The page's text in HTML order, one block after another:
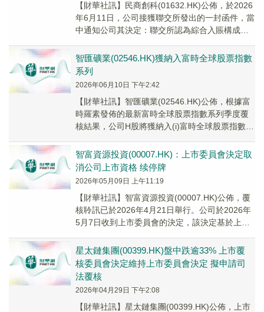
【財華社訊】民商創科(01632.HK)公佈，於2026
年6月11日，公司接獲聯交所發出的一封函件，當
中通知公司其決定：聯交所認為綜合入賬構成規
智匯礦業(02546.HK)獲納入富時全球股票指數
系列
2026年06月10日 下午2:42
​【財華社訊】智匯礦業(02546.HK)公佈，根據富
時羅素發佈的最新富時全球股票指數系列季度覆
核結果，公司H股將獲納入(i)富時全球股票指數系
智富資源投資(00007.HK)：上市委員會決定取
消公司上市資格 续停牌
2026年05月09日 上午11:19
【財華社訊】智富資源投資(00007.HK)公佈，覆
核聆訊已於2026年4月21日舉行。公司於2026年
5月7日收到上市委員會的決定，該決定基於上市
星太鏈集團(00399.HK)盤中跌逾33% 上市覆
核委員會決定維持上市委員會決定 擬申請司
法覆核
2026年04月29日 下午2:08
【財華社訊】星太鏈集團(00399.HK)公佈，上市